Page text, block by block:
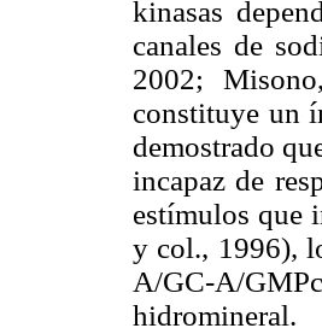
kinasas
canales de
2002;
constituye un
demostrado
incapaz de
estímulos que
y col., 1996),
A/GC-A/
hidromineral.